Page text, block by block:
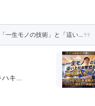
一生モノの技術」と「這い...
キ...